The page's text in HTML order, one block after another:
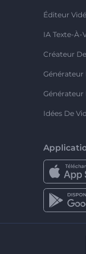
Éditeur
IA Texte-À-
Créateur
Générateur
Générateur
Idées De